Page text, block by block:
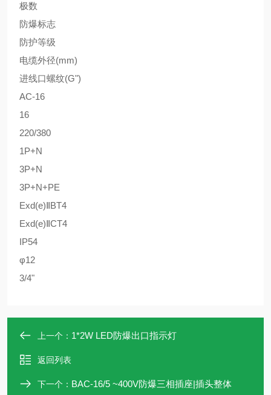
极数
防爆标志
防护等级
电缆外径(mm)
进线口螺纹(G")
AC-16
16
220/380
1P+N
3P+N
3P+N+PE
Exd(e)ⅡBT4
Exd(e)ⅡCT4
IP54
φ12
3/4"
上一个： 1*2W LED防爆出口指示灯
返回列表
下一个： BAC-16/5 ~400V防爆三相插座|插头整体